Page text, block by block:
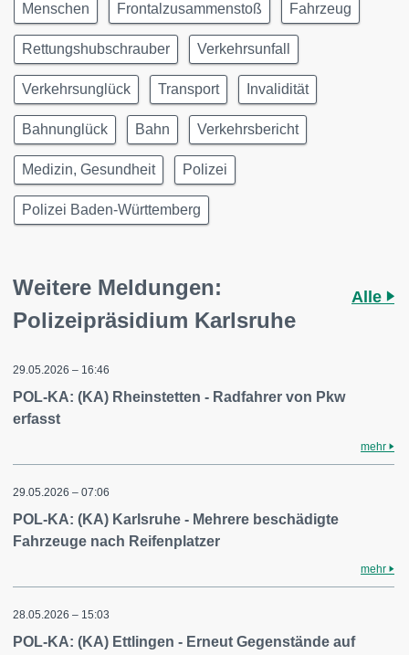
Menschen Frontalzusammenstoß Fahrzeug
Rettungshubschrauber Verkehrsunfall
Verkehrsunglück Transport Invalidität
Bahnunglück Bahn Verkehrsbericht
Medizin, Gesundheit Polizei
Polizei Baden-Württemberg
Weitere Meldungen:
Polizeipräsidium Karlsruhe
Alle
29.05.2026 – 16:46
POL-KA: (KA) Rheinstetten - Radfahrer von Pkw
erfasst
mehr
29.05.2026 – 07:06
POL-KA: (KA) Karlsruhe - Mehrere beschädigte
Fahrzeuge nach Reifenplatzer
mehr
28.05.2026 – 15:03
POL-KA: (KA) Ettlingen - Erneut Gegenstände auf